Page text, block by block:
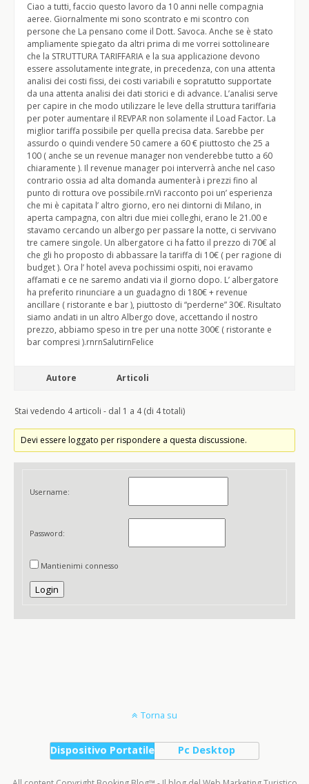
Ciao a tutti, faccio questo lavoro da 10 anni nelle compagnia
aeree. Giornalmente mi sono scontrato e mi scontro con
persone che La pensano come il Dott. Savoca. Anche se è stato
ampliamente spiegato da altri prima di me vorrei sottolineare
che la STRUTTURA TARIFFARIA e la sua applicazione devono
essere assolutamente integrate, in precedenza, con una attenta
analisi dei costi fissi, dei costi variabili e sopratutto supportate
da una attenta analisi dei dati storici e di advance. L’analisi serve
per capire in che modo utilizzare le leve della struttura tariffaria
per poter aumentare il REVPAR non solamente il Load Factor. La
miglior tariffa possibile per quella precisa data. Sarebbe per
assurdo o quindi vendere 50 camere a 60 € piuttosto che 25 a
100 ( anche se un revenue manager non venderebbe tutto a 60
chiaramente ). Il revenue manager poi interverrà anche nel caso
contrario ossia ad alta domanda aumenterà i prezzi fino al
punto di rottura ove possibile.rnVi racconto poi un’ esperienza
che mi è capitata l’ altro giorno, ero nei dintorni di Milano, in
aperta campagna, con altri due miei colleghi, erano le 21.00 e
stavamo cercando un albergo per passare la notte, ci servivano
tre camere singole. Un albergatore ci ha fatto il prezzo di 70€ al
che gli ho proposto di abbassare la tariffa di 10€ ( per ragione di
budget ). Ora l’ hotel aveva pochissimi ospiti, noi eravamo
affamati e ce ne saremo andati via il giorno dopo. L’ albergatore
ha preferito rinunciare a un guadagno di 180€ + revenue
ancillare ( ristorante e bar ), piuttosto di “perderne” 30€. Risultato
siamo andati in un altro Albergo dove, accettando il nostro
prezzo, abbiamo speso in tre per una notte 300€ ( ristorante e
bar compresi ).rnrnSalutirnFelice
Autore Articoli
Stai vedendo 4 articoli - dal 1 a 4 (di 4 totali)
Devi essere loggato per rispondere a questa discussione.
Username:
Password:
Mantienimi connesso
Login
Torna su
Dispositivo Portatile Pc Desktop